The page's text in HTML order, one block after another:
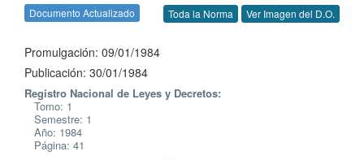
Documento Actualizado Toda la Norma Ver Imagen del D.O.
Promulgación: 09/01/1984
Publicación: 30/01/1984
Registro Nacional de Leyes y Decretos:
Tomo: 1
Semestre: 1
Año: 1984
Página: 41